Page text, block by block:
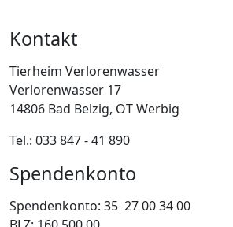
Kontakt
Tierheim Verlorenwasser
Verlorenwasser 17
14806 Bad Belzig, OT Werbig
Tel.: 033 847 - 41 890
Spendenkonto
Spendenkonto: 35 27 00 34 00